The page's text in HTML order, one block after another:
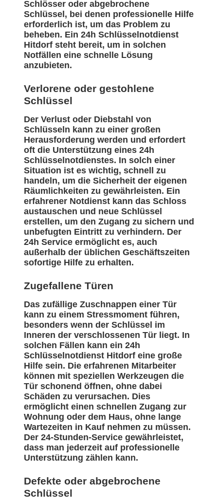
Schlösser oder abgebrochene
Schlüssel, bei denen professionelle Hilfe
erforderlich ist, um das Problem zu
beheben. Ein 24h Schlüsselnotdienst
Hitdorf steht bereit, um in solchen
Notfällen eine schnelle Lösung
anzubieten.
Verlorene oder gestohlene
Schlüssel
Der Verlust oder Diebstahl von
Schlüsseln kann zu einer großen
Herausforderung werden und erfordert
oft die Unterstützung eines 24h
Schlüsselnotdienstes. In solch einer
Situation ist es wichtig, schnell zu
handeln, um die Sicherheit der eigenen
Räumlichkeiten zu gewährleisten. Ein
erfahrener Notdienst kann das Schloss
austauschen und neue Schlüssel
erstellen, um den Zugang zu sichern und
unbefugten Eintritt zu verhindern. Der
24h Service ermöglicht es, auch
außerhalb der üblichen Geschäftszeiten
sofortige Hilfe zu erhalten.
Zugefallene Türen
Das zufällige Zuschnappen einer Tür
kann zu einem Stressmoment führen,
besonders wenn der Schlüssel im
Inneren der verschlossenen Tür liegt. In
solchen Fällen kann ein 24h
Schlüsselnotdienst Hitdorf eine große
Hilfe sein. Die erfahrenen Mitarbeiter
können mit speziellen Werkzeugen die
Tür schonend öffnen, ohne dabei
Schäden zu verursachen. Dies
ermöglicht einen schnellen Zugang zur
Wohnung oder dem Haus, ohne lange
Wartezeiten in Kauf nehmen zu müssen.
Der 24-Stunden-Service gewährleistet,
dass man jederzeit auf professionelle
Unterstützung zählen kann.
Defekte oder abgebrochene
Schlüssel